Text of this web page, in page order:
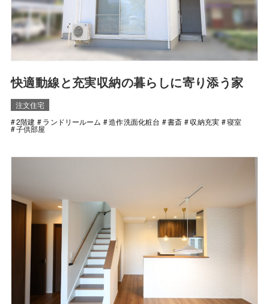
快適動線と充実収納の暮らしに寄り添う家
注文住宅
2階建
ランドリールーム 造作洗面化粧台 書斎 収納充実 寝室
子供部屋